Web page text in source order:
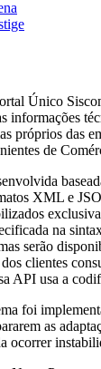
Único
informações
próprios das
de
XML e
na
serão
clientes
API usa a
foi
as
ocorrer